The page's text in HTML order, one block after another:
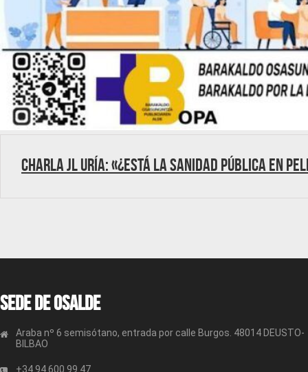
Charla JL Uría: «¿Está la Sanidad Pública en
Sede de OSALDE
Araba nº 6 semisótano, entrada por calle Burgos. 48014 DEUSTO-
BILBAO
+34 94 600 99 47